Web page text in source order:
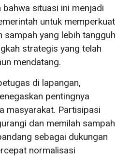
situasi ini menjadi
untuk memperkuat
sampah yang lebih tangguh
strategis yang telah
mendatang.
di lapangan,
pentingnya
masyarakat. Partisipasi
dan memilah sampah
sebagai dukungan
normalisasi